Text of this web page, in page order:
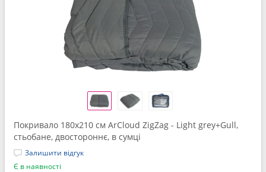
Покривало 180x210 см ArCloud ZigZag - Light grey+Gull,
стьобане, двостороннє, в сумці
Залишити відгук
Є в наявності